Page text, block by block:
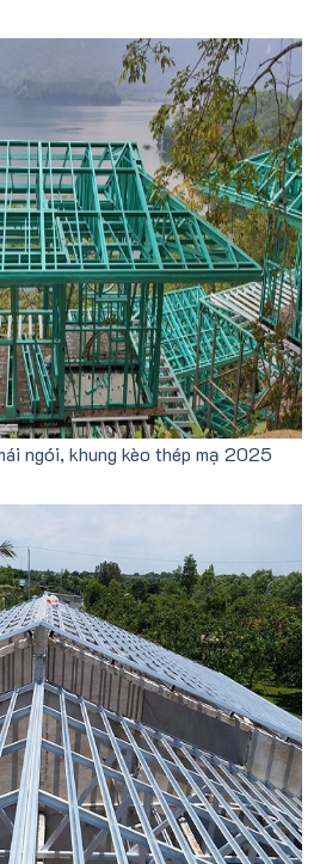
ngói, khung kèo thép mạ 2025